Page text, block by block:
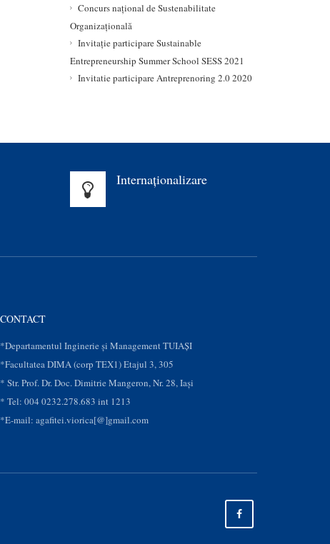
Concurs național de Sustenabilitate
Organizațională
Invitație participare Sustainable
Entrepreneurship Summer School SESS 2021
Invitatie participare Antreprenoring 2.0 2020
Internaționalizare
CONTACT
*Departamentul Inginerie și Management TUIAȘI
*Facultatea DIMA (corp TEX1) Etajul 3, 305
* Str. Prof. Dr. Doc. Dimitrie Mangeron, Nr. 28, Iaşi
* Tel: 004 0232.278.683 int 1213
*E-mail: agafitei.viorica[@]gmail.com